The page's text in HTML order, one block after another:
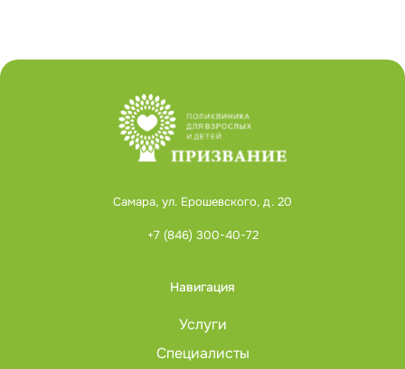
Самара, ул. Ерошевского, д. 20
+7 (846) 300-40-72
Навигация
Услуги
Специалисты